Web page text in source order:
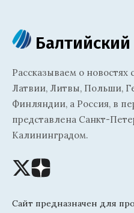
Рассказываем о новостях
Латвии, Литвы, Польши,
Финляндии, а Россия, в
представлена Санкт-
Калининградом.
Сайт предназначен для